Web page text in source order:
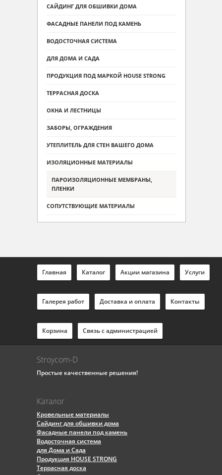
САЙДИНГ ДЛЯ ОБШИВКИ ДОМА
ФАСАДНЫЕ ПАНЕЛИ ПОД КАМЕНЬ
ВОДОСТОЧНАЯ СИСТЕМА
ДЛЯ ДОМА И САДА
ПРОДУКЦИЯ ПОД МАРКОЙ HOUSE STRONG
ТЕРРАСНАЯ ДОСКА
ОКНА И ЛЕСТНИЦЫ
ЗАБОРЫ, ОГРАЖДЕНИЯ
УТЕПЛИТЕЛЬ ДЛЯ СТЕН ВАШЕГО ДОМА
ИЗОЛЯЦИОННЫЕ МАТЕРИАЛЫ
ПАРОИЗОЛЯЦИОННЫЕ МЕМБРАНЫ,
ПЛЕНКИ
СОПУТСТВУЮЩИЕ МАТЕРИАЛЫ
Главная Каталог Акции магазина Услуги
Галерея работ Доставка и оплата Контакты
Корзина Связь с администрацией
Stroycom-D
Простые качественные решения!
Каталог
Кровельные материалы
Сайдинг для обшивки дома
Фасадные панели под камень
Водосточная система
для Дома и Сада
Продукция HOUSE STRONG
Террасная доска